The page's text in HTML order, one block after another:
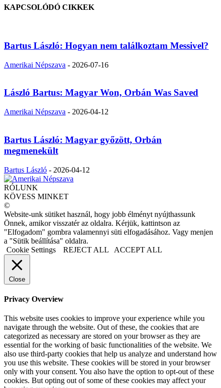
KAPCSOLÓDÓ CIKKEK
Bartus László: Hogyan nem találkoztam Messivel?
Amerikai Népszava - 2026-07-16
László Bartus: Magyar Won, Orbán Was Saved
Amerikai Népszava - 2026-04-12
Bartus László: Magyar győzött, Orbán
megmenekült
Bartus László - 2026-04-12
RÓLUNK
KÖVESS MINKET
©
Website-unk sütiket használ, hogy jobb élményt nyújthassunk
Önnek, amikor visszatér az oldalra. Kérjük, kattintson az
"Elfogadom" gombra valamennyi süti elfogadásához. Vagy menjen
a "Sütik beállítása" oldalra.
Cookie Settings
REJECT ALL ACCEPT ALL
Close
Privacy Overview
This website uses cookies to improve your experience while you
navigate through the website. Out of these, the cookies that are
categorized as necessary are stored on your browser as they are
essential for the working of basic functionalities of the website. We
also use third-party cookies that help us analyze and understand how
you use this website. These cookies will be stored in your browser
only with your consent. You also have the option to opt-out of these
cookies. But opting out of some of these cookies may affect your